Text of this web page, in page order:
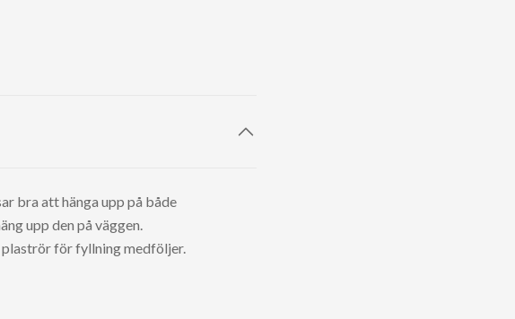
bra att hänga upp på både
upp den på väggen.
för fyllning medföljer.